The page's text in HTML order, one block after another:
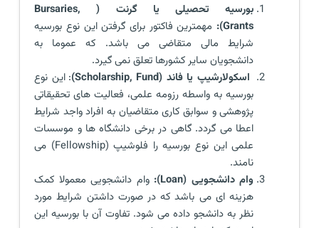
بورسیه تحصیلی یا گرنت ( Bursaries,
Grants):
مهمترین فاکتور برای گرفتن این نوع بورسیه
شرایط مالی متقاضی می باشد. که عموما به
دانشجویان سایر کشورها تعلق نمی گیرد.
اسکولارشیپ یا فاند (Scholarship, Fund)
: این نوع
بورسیه به واسطه رزومه علمی، فعالیت های تحقیقاتی
پژوهشی و سوابق کاری متقاضیان به افراد واجد شرایط
اعطا می گردد. گاهی در برخی دانشگاه ها و موسسات
علمی این نوع بورسیه را فلوشیپ (Fellowship) می
نامند.
وام دانشجویی (Loan):
وام دانشجویی معمولا کمک
هزینه ای می باشد که در صورت داشتن شرایط مورد
نظر به دانشجو داده می شود. تفاوت آن با بورسیه این